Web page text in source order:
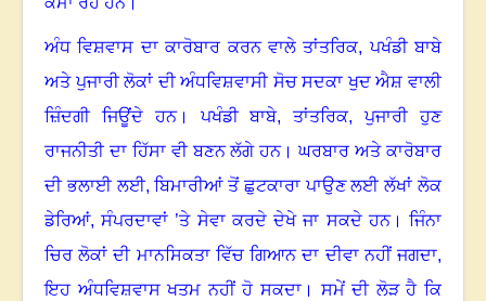
ਅੰਧ ਵਿਸ਼ਵਾਸ ਦਾ ਕਾਰੋਬਾਰ ਕਰਨ ਵਾਲੇ ਤਾਂਤਰਿਕ,ਪਖੰਡੀ ਬਾਬੇ
ਅਤੇ ਪੁਜਾਰੀ ਲੋਕਾਂ ਦੀ ਅੰਧਵਿਸ਼ਵਾਸੀ ਸੋਚ ਸਦਕਾ ਖੁਦ ਐਸ਼ ਵਾਲੀ
ਜ਼ਿੰਦਗੀ ਜਿਊਂਦੇ ਹਨ। ਪਖੰਡੀ ਬਾਬੇ,ਤਾਂਤਰਿਕ,ਪੁਜਾਰੀ ਹੁਣ
ਰਾਜਨੀਤੀ ਦਾ ਹਿੱਸਾ ਵੀ ਬਣਨ ਲੱਗੇ ਹਨ। ਘਰਬਾਰ ਅਤੇ ਕਾਰੋਬਾਰ
ਦੀ ਭਲਾਈ ਲਈ,ਬਿਮਾਰੀਆਂ ਤੋਂ ਛੁਟਕਾਰਾ ਪਾਉਣ ਲਈ ਲੱਖਾਂ ਲੋਕ
ਡੇਰਿਆਂ,ਸੰਪਰਦਾਵਾਂ ’ਤੇ ਸੇਵਾ ਕਰਦੇ ਦੇਖੇ ਜਾ ਸਕਦੇ ਹਨ। ਜਿੰਨਾ
ਚਿਰ ਲੋਕਾਂ ਦੀ ਮਾਨਸਿਕਤਾ ਵਿੱਚ ਗਿਆਨ ਦਾ ਦੀਵਾ ਨਹੀਂ ਜਗਦਾ,
ਇਹ ਅੰਧਵਿਸ਼ਵਾਸ ਖਤਮ ਨਹੀਂ ਹੋ ਸਕਦਾ। ਸਮੇਂ ਦੀ ਲੋੜ ਹੈ ਕਿ